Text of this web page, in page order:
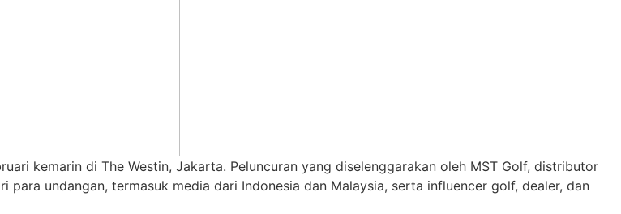
kemarin di The Westin, Jakarta. Peluncuran yang diselenggarakan oleh MST Golf, distributor
undangan, termasuk media dari Indonesia dan Malaysia, serta influencer golf, dealer, dan